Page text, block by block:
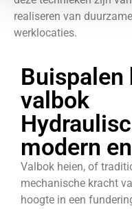
realiseren van
werklocaties.
Buispalen
valbok
modern
Valbok heien, of
mechanische kracht
hoogte in een